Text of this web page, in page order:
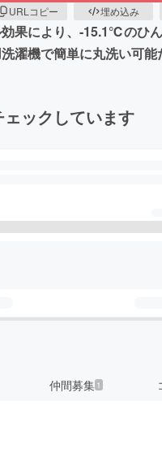
URLコピー 埋め込み
果により、-15.1℃のひ
機で簡単に丸洗い可能
ックしています
仲間募集 1